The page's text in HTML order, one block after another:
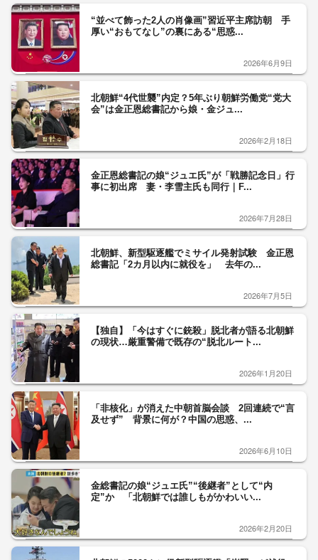
“並べて飾った2人の肖像画”習近平主席訪朝 手
厚い“おもてなし”の裏にある“思惑...
2026年6月9日
北朝鮮“4代世襲”内定？5年ぶり朝鮮労働党“党大
会”は金正恩総書記から娘・金ジュ...
2026年2月18日
金正恩総書記の娘“ジュエ氏”が「戦勝記念日」行
事に初出席 妻・李雪主氏も同行｜F...
2026年7月28日
北朝鮮、新型駆逐艦でミサイル発射試験 金正恩
総書記「2カ月以内に就役を」 去年の...
2026年7月5日
【独自】「今はすぐに銃殺」脱北者が語る北朝鮮
の現状…厳重警備で既存の“脱北ルート...
2026年1月20日
「非核化」が消えた中朝首脳会談 2回連続で“言
及せず” 背景に何が？中国の思惑、...
2026年6月10日
金総書記の娘“ジュエ氏”“後継者”として“内
定”か 「北朝鮮では誰しもがかわいい...
2026年2月20日